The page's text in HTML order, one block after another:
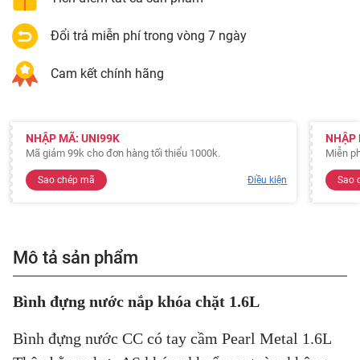
Đổi trả miễn phí trong vòng 7 ngày
Cam kết chính hãng
NHẬP MÃ: UNI99K
Mã giảm 99k cho đơn hàng tối thiểu 1000k.
Sao chép mã Điều kiện
NHẬP
Miễn
Sao
Mô tả sản phẩm
Bình đựng nước nắp khóa chặt 1.6L
Bình đựng nước CC có tay cầm Pearl Metal 1.6L